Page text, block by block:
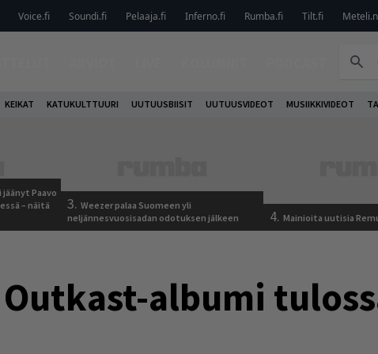
Voice.fi Soundi.fi Pelaaja.fi Inferno.fi Rumba.fi Tilt.fi
KEIKAT KATUKULTTUURI UUTUUSBIISIT UUTUUSVIDEOT MUSIIKKIVIDEOT
Paavo
– näitä
3. Weezer palaa Suomeen yli
neljännesvuosisadan odotuksen jälkeen
4. Mainioita uutisia
albumi